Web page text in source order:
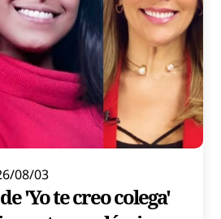
08/03
'Yo te creo colega'